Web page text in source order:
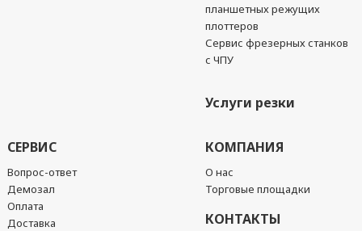
планшетных режущих
плоттеров
Сервис фрезерных станков
с ЧПУ
Услуги резки
СЕРВИС
Вопрос-ответ
Демозал
Оплата
Доставка
КОМПАНИЯ
О нас
Торговые площадки
КОНТАКТЫ